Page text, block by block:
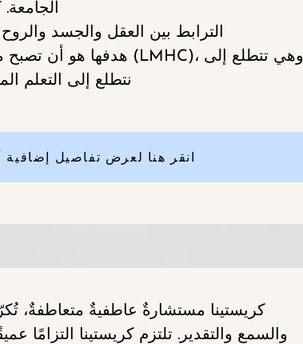
الترابط بين العقل والجسد
هدفها هو أن تصبح مستشارة مرخصة للصحة العقلية (LMHC)، وهي تتطلع إلى
نتطلع إلى التعلم
انقر هنا لعرض تفاصيل
كريستينا مستشارةٌ عاطفيةٌ متعاطفةٌ،
والسمع والتقدير. تلتزم كريستينا التزامًا